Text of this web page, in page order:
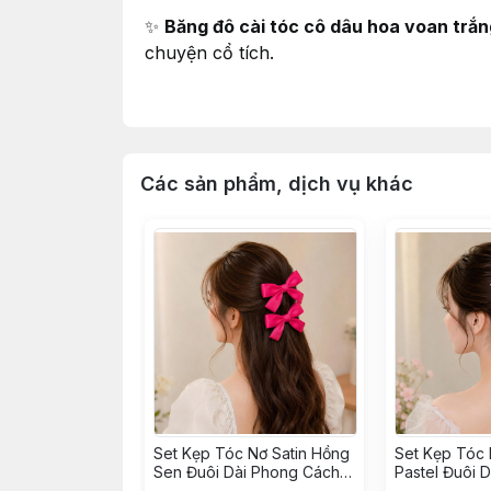
✨ Băng đô cài tóc cô dâu hoa voan
chuyện cổ tích.
🔸Thiết kế tinh tế – mang dấu ấn nghệ
Mỗi chiếc băng đô là sự kết hợp hoàn
thanh thoát và đầy nữ tính.
Tôn lên vẻ đẹp thuần khiết của cô
Màu trắng tinh khôi cùng hoa voan
truyền thống.
🔸Phù hợp với nhiều kiểu tóc
Các sản phẩm, dịch vụ khác
Set Kẹp Tóc Nơ Satin Hồng
Sen Đuôi Dài Phong Cách
Set Kẹp Tóc
Pastel Đuôi